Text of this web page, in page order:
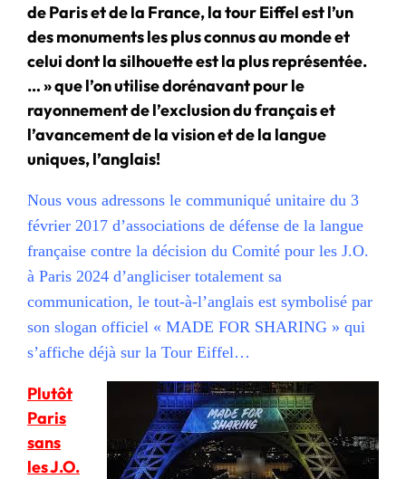
de Paris et de la France, la tour Eiffel est l’un
des monuments les plus connus au monde et
celui dont la silhouette est la plus représentée.
… » que l’on utilise dorénavant pour le
rayonnement de l’exclusion du français et
l’avancement de la vision et de la langue
uniques, l’anglais!
Nous vous adressons le communiqué unitaire du 3
février 2017 d’associations de défense de la langue
française contre la décision du Comité pour les J.O.
à Paris 2024 d’angliciser totalement sa
communication, le tout-à-l’anglais est symbolisé par
son slogan officiel « MADE FOR SHARING » qui
s’affiche déjà sur la Tour Eiffel…
Plutôt
Paris
sans
les J.O.